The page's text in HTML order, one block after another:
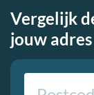
Vergelijk
jouw adres